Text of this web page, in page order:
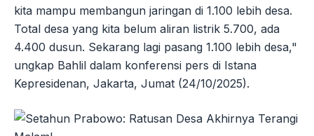
kita mampu membangun jaringan di 1.100 lebih desa.
Total desa yang kita belum aliran listrik 5.700, ada
4.400 dusun. Sekarang lagi pasang 1.100 lebih desa,"
ungkap Bahlil dalam konferensi pers di Istana
Kepresidenan, Jakarta, Jumat (24/10/2025).